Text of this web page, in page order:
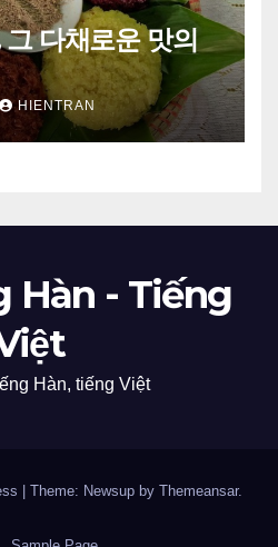
다채로운 맛의
HIENTRAN
Hàn - Tiếng
Hàn, tiếng Việt
Theme: Newsup by Themeansar.